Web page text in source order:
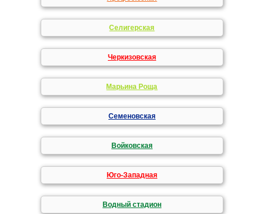
Селигерская
Черкизовская
Марьина Роща
Семеновская
Войковская
Юго-Западная
Водный стадион